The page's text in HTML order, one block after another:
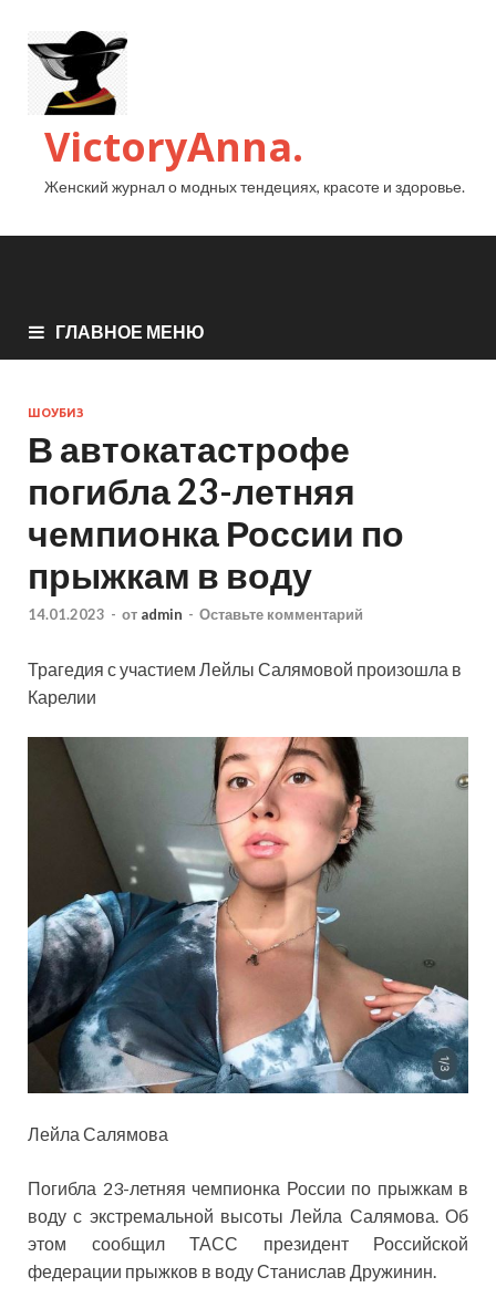
VictoryAnna.
Женский журнал о модных тендециях, красоте и здоровье.
ГЛАВНОЕ МЕНЮ
ШОУБИЗ
В автокатастрофе
погибла 23-летняя
чемпионка России по
прыжкам в воду
14.01.2023 - от admin - Оставьте комментарий
Трагедия с участием Лейлы Салямовой произошла в
Карелии
Лейла Салямова
Погибла 23-летняя чемпионка России по прыжкам в
воду с экстремальной высоты Лейла Салямова. Об
этом сообщил ТАСС президент Российской
федерации прыжков в воду Станислав Дружинин.